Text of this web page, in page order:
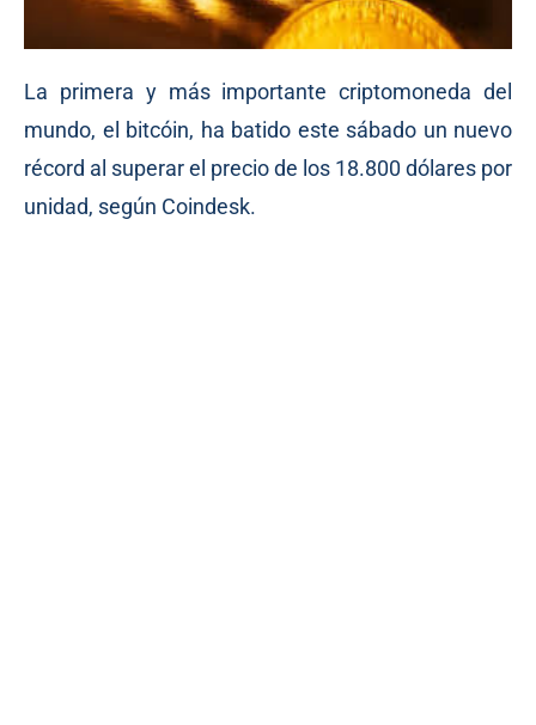
La primera y más importante criptomoneda del
mundo, el bitcóin, ha batido este sábado un nuevo
récord al superar el precio de los 18.800 dólares por
unidad, según Coindesk.